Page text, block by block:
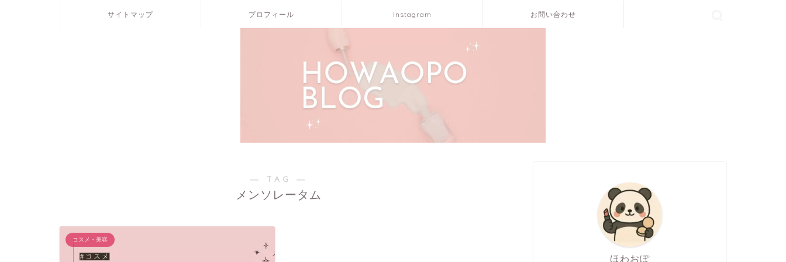
サイトマップ プロフィール Instagram お問い合わせ
― TAG ―
メンソレータム
コスメ・美容
ほわおぽ